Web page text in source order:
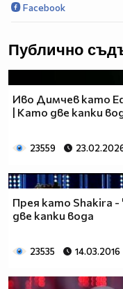
любимите водещи -
Facebook
Публично
Иво Димчев като
| Като две капки
23559
Прея като Shakira
две капки вода
23535 14.03.2016